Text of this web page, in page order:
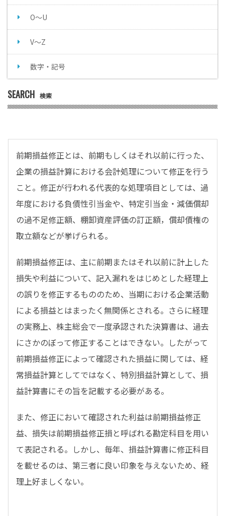
O～U
V～Z
数字・記号
SEARCH 検索
前期損益修正とは、前期もしくはそれ以前に行った、
企業の損益計算における会計処理について修正を行う
こと。修正が行われる代表的な処理項目としては、過
年度における負債性引当金や、特定引当金・減価償却
の過不足修正額、棚卸資産評価の訂正額，償却債権の
取立額などが挙げられる。
前期損益修正は、主に前期またはそれ以前に計上した
損失や利益について、記入漏れをはじめとした経理上
の誤りを修正するもののため、当期における企業活動
による損益とはまったく無関係とされる。さらに経理
の実務上、株主総会で一度承認された決算書は、過去
にさかのぼって修正することはできない。したがって
前期損益修正によって確認された損益に関しては、経
常損益計算としてではなく、特別損益計算として、損
益計算書にその旨を記載する必要がある。
また、修正において確認された利益は前期損益修正
益、損失は前期損益修正損と呼ばれる勘定科目を用い
て表記される。しかし、毎年、損益計算書に修正科目
を載せるのは、第三者に良い印象を与えないため、経
理上好ましくない。